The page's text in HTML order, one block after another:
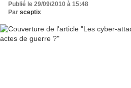
Publié le 29/09/2010 à 15:48
Par sceptix